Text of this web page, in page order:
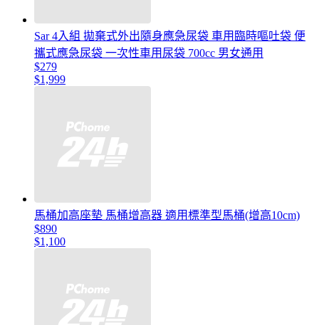
Sar 4入組 拋棄式外出隨身應急尿袋 車用臨時嘔吐袋 便
攜式應急尿袋 一次性車用尿袋 700cc 男女通用
$279
$1,999
馬桶加高座墊 馬桶增高器 適用標準型馬桶(增高10cm)
$890
$1,100